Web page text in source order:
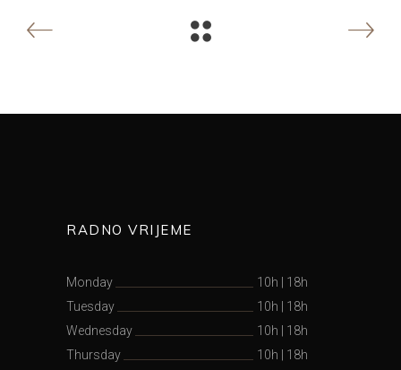
RADNO VRIJEME
Monday 10h
18h
Tuesday
10h
18h
Wednesday
10h
18h
Thursday
10h
18h